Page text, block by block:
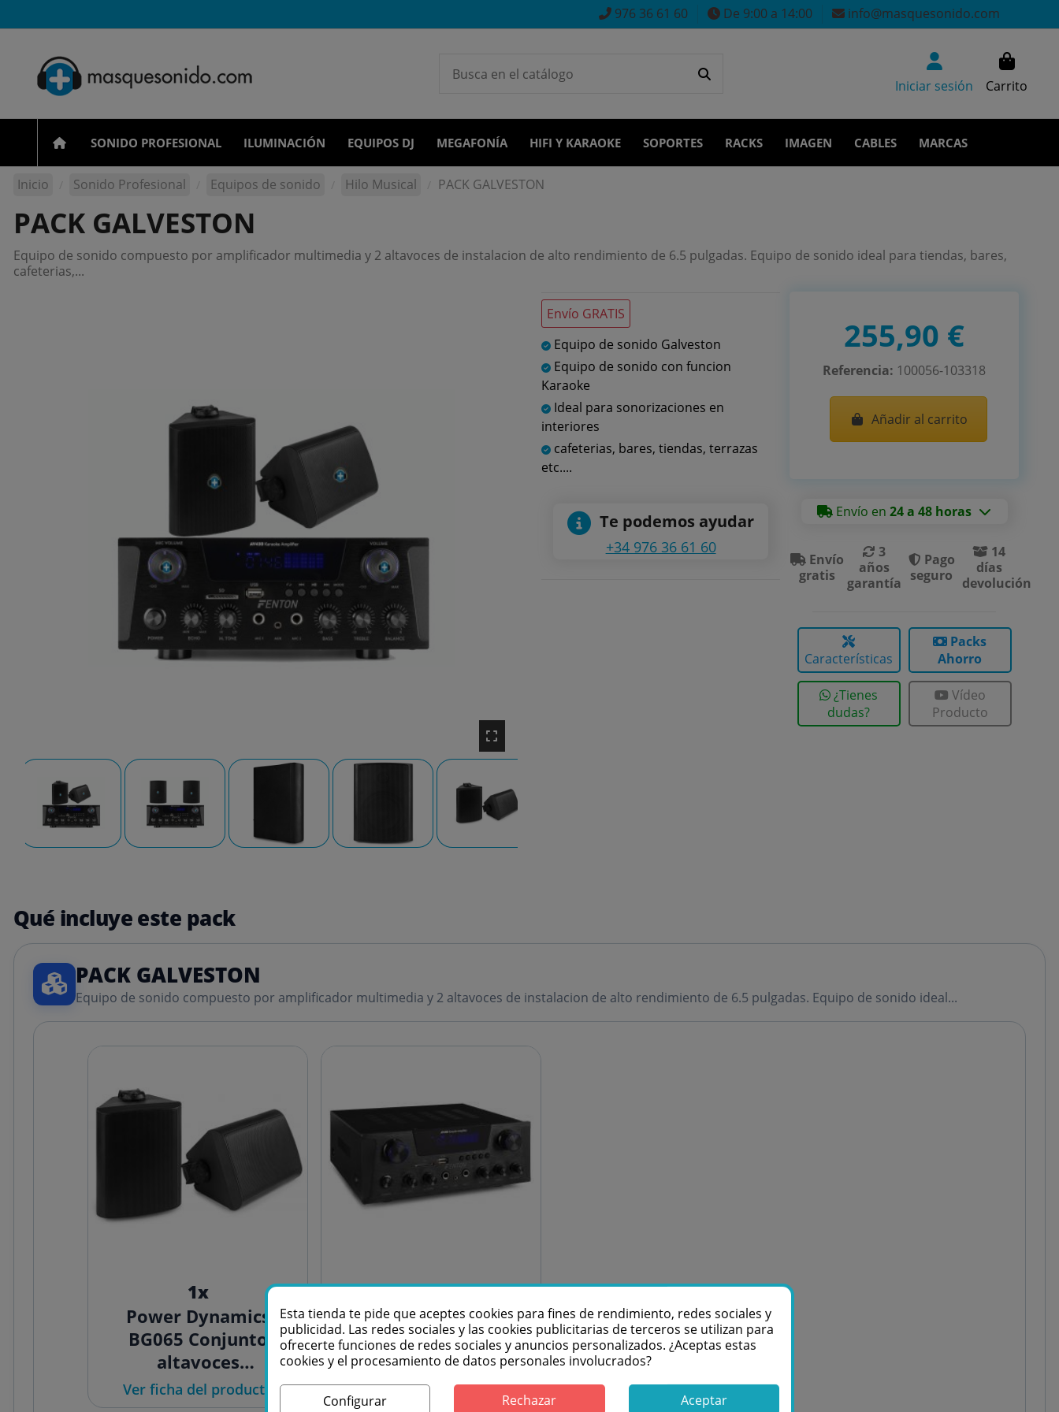
976 36 61 60 De 9:00 a 14:00 info@masquesonido.com
Iniciar sesión Carrito
SONIDO PROFESIONAL ILUMINACIÓN EQUIPOS DJ MEGAFONÍA HIFI Y KARAOKE SOPORTES RACKS IMAGEN CABLES MARCAS
Inicio Sonido Profesional Equipos de sonido Hilo Musical PACK GALVESTON
PACK GALVESTON
Equipo de sonido compuesto por amplificador multimedia y 2 altavoces de instalacion de alto rendimiento de 6.5 pulgadas. Equipo de sonido ideal para tiendas, bares,
cafeterias,...
Envío GRATIS
Equipo de sonido Galveston
Equipo de sonido con funcion
Karaoke
Ideal para sonorizaciones en
interiores
cafeterias, bares, tiendas, terrazas
etc....
Te podemos ayudar
+34 976 36 61 60
255,90 €
Referencia: 100056-103318
Añadir al carrito
Envío en24 a 48 horas
Envío
gratis
3
años
garantía
Pago
seguro
14
días
devolución
Características
Packs
Ahorro
¿Tienes
dudas?
Vídeo
Producto
Qué incluye este pack
PACK GALVESTON
Equipo de sonido compuesto por amplificador multimedia y 2 altavoces de instalacion de alto rendimiento de 6.5 pulgadas. Equipo de sonido ideal...
1x
Power Dynamics
BG065 Conjunto
altavoces
Interior/Exterior 6,5"
Ver ficha del producto
1x
FENTON AV430B
Amplificador HiFi 2x
300W Negro
Ver ficha del producto
Esta tienda te pide que aceptes cookies para fines de rendimiento, redes sociales y
publicidad. Las redes sociales y las cookies publicitarias de terceros se utilizan para
ofrecerte funciones de redes sociales y anuncios personalizados. ¿Aceptas estas
cookies y el procesamiento de datos personales involucrados?
Configurar Rechazar Aceptar